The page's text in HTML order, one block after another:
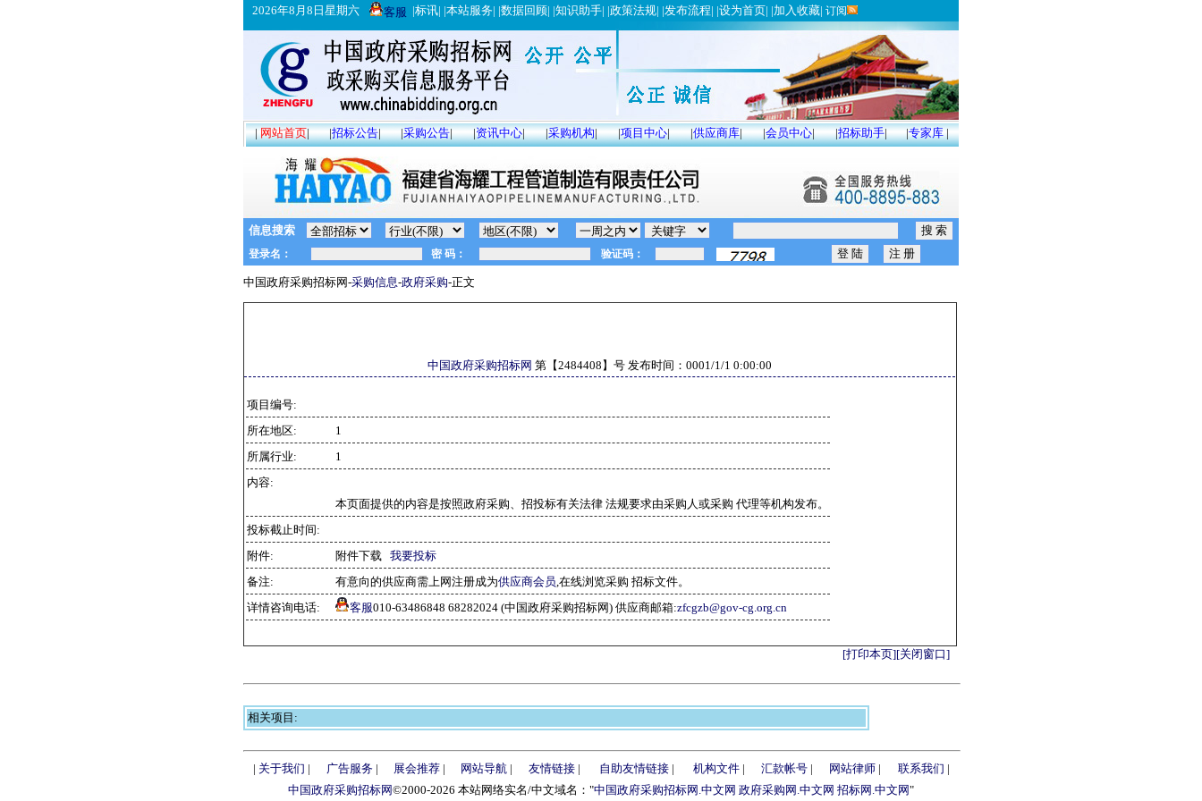
2026年8月8日星期六 客服 |标讯| |本站服务| |数据回顾| |知识助手| |政策法规| |发布流程| |设为首页| |加入收藏| 订阅
|网站首页| |招标公告| |采购公告| |资讯中心| |采购机构| |项目中心| |供应商库| |会员中心| |招标助手| |专家库|
信息搜索
中国政府采购招标网-采购信息-政府采购-正文
中国政府采购招标网 第【2484408 】号 发布时间： 0001/1/1 0:00:00
项目编号:
所在地区:
1
所属行业:
1
内容:
本页面提供的内容是按照政府采购、招投标有关法律 法规要求由采购人或采购 代理等机构发布。
投标截止时间:
附件:
附件下载 我要投标
备注:
有意向的供应商需上网注册成为供应商会员,在线浏览采购 招标文件。
详情咨询电话:
客服010-63486848 68282024 (中国政府采购招标网) 供应商邮箱:zfcgzb@gov-cg.org.cn
[打印本页][关闭窗口]
相关项目:
| 关于我们 | 广告服务| 展会推荐| 网站导航 | 友情链接 | 自助友情链接 | 机构文件 | 汇款帐号 | 网站律师 | 联系我们 |
中国政府采购招标网©2000-2026 本站网络实名/中文域名："中国政府采购招标网.中文网 政府采购网.中文网 招标网.中文网"